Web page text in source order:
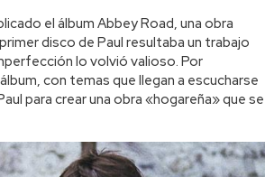
el álbum Abbey Road, una obra
disco de Paul resultaba un trabajo
lo volvió valioso. Por
con temas que llegan a escucharse
para crear una obra «hogareña» que se